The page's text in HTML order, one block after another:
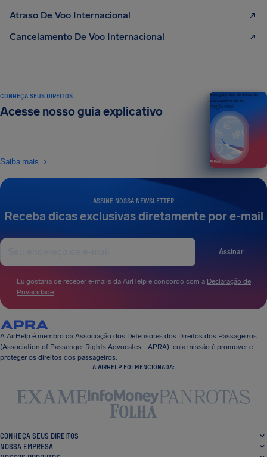
Atraso De Voo Internacional
Cancelamento De Voo Internacional
ASSINE NOSSA NEWSLETTER
Receba dicas exclusivas diretamente por e-mail
Assinar
Eu gostaria de receber e-mails da AirHelp e concordo com a Declaração de
Privacidade.
CONHEÇA SEUS DIREITOS
Acesse nosso guia explicativo
Saiba mais
Seu guia dos direitos do
passageiro aéreo
EDIÇÃO 2026
A AirHelp é membro da Associação dos Defensores dos Direitos dos Passageiros
(Association of Passenger Rights Advocates - APRA), cuja missão é promover e
proteger os direitos dos passageiros.
A AIRHELP FOI MENCIONADA:
CONHEÇA SEUS DIREITOS
NOSSA EMPRESA